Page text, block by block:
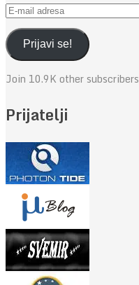
E-
mail
adresaPrijavi se!
Join 10.9K other subscribers
Prijatelji